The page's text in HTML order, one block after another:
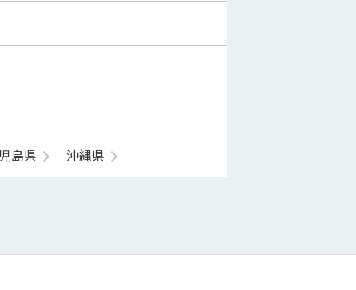
島県 沖縄県